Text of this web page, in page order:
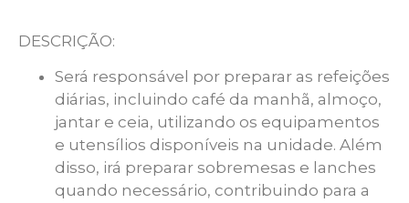
DESCRIÇÃO:
Será responsável por preparar as refeições
diárias, incluindo café da manhã, almoço,
jantar e ceia, utilizando os equipamentos
e utensílios disponíveis na unidade. Além
disso, irá preparar sobremesas e lanches
quando necessário, contribuindo para a